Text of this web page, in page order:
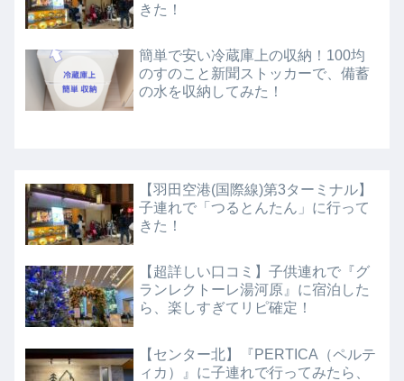
きた！
簡単で安い冷蔵庫上の収納！100均
のすのこと新聞ストッカーで、備蓄
の水を収納してみた！
【羽田空港(国際線)第3ターミナル】
子連れで「つるとんたん」に行って
きた！
【超詳しい口コミ】子供連れで『グ
ランレクトーレ湯河原』に宿泊した
ら、楽しすぎてリピ確定！
【センター北】『PERTICA（ペルテ
ィカ）』に子連れで行ってみたら、